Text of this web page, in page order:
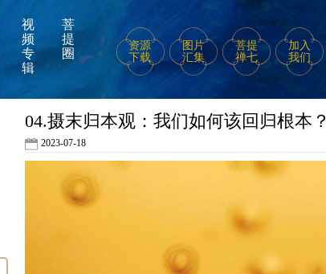
视
频
专
辑
菩
提
圈
资源
下载
图片
汇集
菩提
禅七
加入
我们
04.摄末归本观：我们如何该回归根本？
2023-07-18